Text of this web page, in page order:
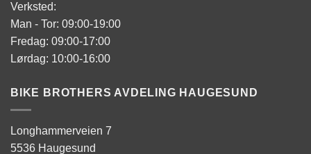
Verksted:
Man - Tor: 09:00-19:00
Fredag: 09:00-17:00
Lørdag: 10:00-16:00
BIKE BROTHERS AVDELING HAUGESUND
Longhammerveien 7
5536 Haugesund